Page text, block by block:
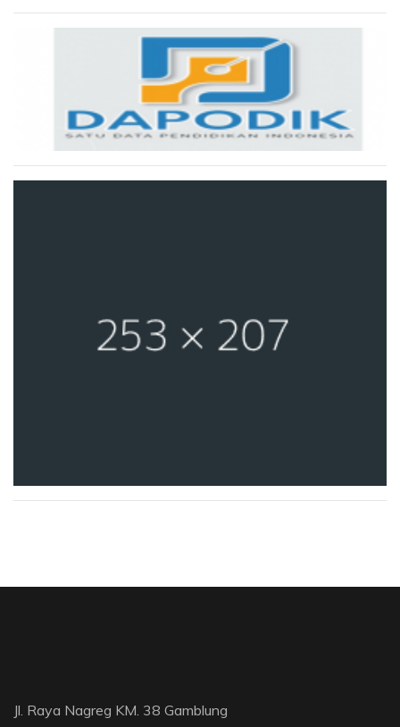
Jl. Raya Nagreg KM. 38 Gamblung